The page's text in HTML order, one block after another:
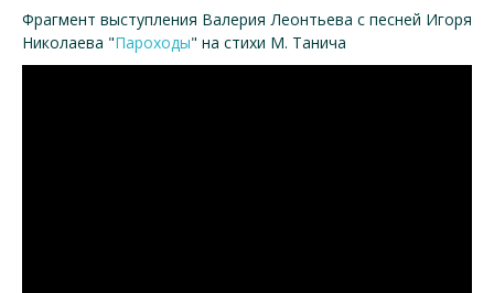
Фрагмент выступления Валерия Леонтьева с песней Игоря
Николаева "Пароходы" на стихи М. Танича